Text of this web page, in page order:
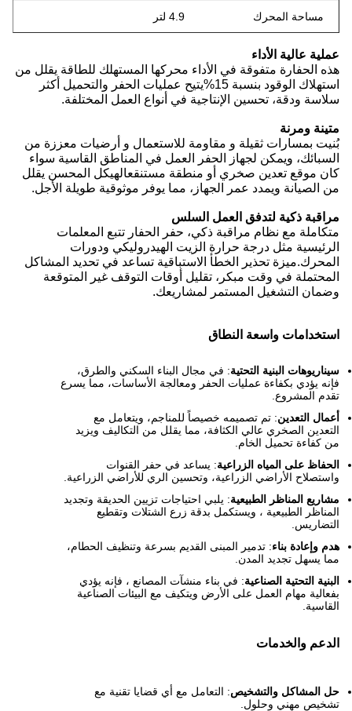
مساحة المحرك 4.9 لتر
عملية عالية الأداء
هذه الحفارة متفوقة في الأداء محركها المستهلك للطاقة يقلل من
استهلاك الوقود بنسبة 15%يتيح عمليات الحفر والتحميل أكثر
سلاسة ودقة، تحسين الإنتاجية في أنواع العمل المختلفة.
متينة ومرنة
بُنيت بمسارات ثقيلة و مقاومة للاستعمال و أرضيات معززة من
السبائك، ويمكن لجهاز الحفر العمل في المناطق القاسية سواء
كان موقع تعدين صخري أو منطقة مستنقعالهيكل المحسن يقلل
من الصيانة ويمدد عمر الجهاز، مما يوفر موثوقية طويلة الأجل.
مراقبة ذكية لتدفق العمل السلس
متكاملة مع نظام مراقبة ذكي، حفر الحفار تتبع المعلمات
الرئيسية مثل درجة حرارة الزيت الهيدروليكي ودورات
المحرك.ميزة تحذير الخطأ الاستباقية تساعد في تحديد المشاكل
المحتملة في وقت مبكر، تقليل أوقات التوقف غير المتوقعة
وضمان التشغيل المستمر لمشاريعك.
استخدامات واسعة النطاق
سيناريوهات البنية التحتية: في مجال البناء السكني والطرق،
فإنه يؤدي بكفاءة عمليات الحفر ومعالجة الأساسات، مما يسرع
تقدم المشروع.
أعمال التعدين: تم تصميمه خصيصاً للمناجم، ويتعامل مع
التعدين الصخري عالي الكثافة، مما يقلل من التكاليف ويزيد
من كفاءة تحميل الخام.
الحفاظ على المياه الزراعية: يساعد في حفر القنوات
واستصلاح الأراضي الزراعية، وتحسين الري للأراضي الزراعية.
مشاريع المناظر الطبيعية: يلبي احتياجات تزيين الحديقة وتجديد
المناظر الطبيعية ، ويستكمل بدقة زرع الشتلات وتقطيع
التضاريس.
هدم وإعادة بناء: تدمير المبنى القديم بسرعة وتنظيف الحطام،
مما يسهل تجديد المدن.
البنية التحتية الصناعية: في بناء منشآت المصانع ، فإنه يؤدي
بفعالية مهام العمل على الأرض ويتكيف مع البيئات الصناعية
القاسية.
الدعم والخدمات
حل المشاكل والتشخيص: التعامل مع أي قضايا تقنية مع
تشخيص مهني وحلول.